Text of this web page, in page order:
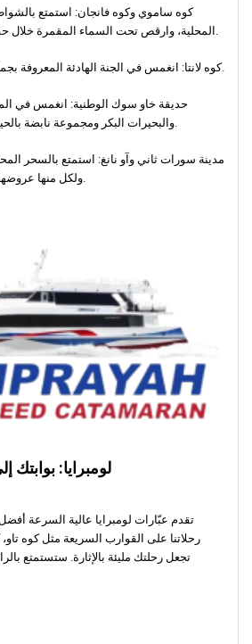
كوه ساموي وكوه فانجان: استمتع
كوه لانتا: انغمس في الجنة الهادئة المعروفة بجمالها البكر وأجواءها الهادئة.
حديقة خاو سوك الوطنية: انغمس في
مدينة سورات ثاني وآو نانغ: استمتع بالسحر
لومبرايا: بوابتك
تقدم عبّارات لومبرايا عالية السرعة
رحلاتنا على القوارب السريعة مثل كوه
تجعل رحلتك مليئة بالإثارة. ستستمتع